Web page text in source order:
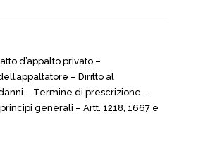
d’appalto privato –
– Diritto al
– Termine di prescrizione –
generali – Artt. 1218, 1667 e